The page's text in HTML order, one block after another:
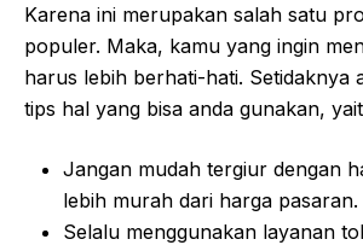
Karena ini merupakan salah satu
populer. Maka, kamu yang ingin
harus lebih berhati-hati. Setidaknya
tips hal yang bisa anda gunakan,
Jangan mudah tergiur dengan
lebih murah dari harga pasaran.
Selalu menggunakan layanan